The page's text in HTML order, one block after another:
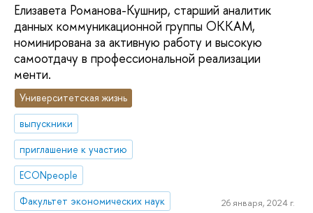
Елизавета Романова-Кушнир, старший аналитик
данных коммуникационной группы ОККАМ,
номинирована за активную работу и высокую
самоотдачу в профессиональной реализации
менти.
Университетская жизнь
выпускники
приглашение к участию
ECONpeople
Факультет экономических наук
26 января, 2024 г.